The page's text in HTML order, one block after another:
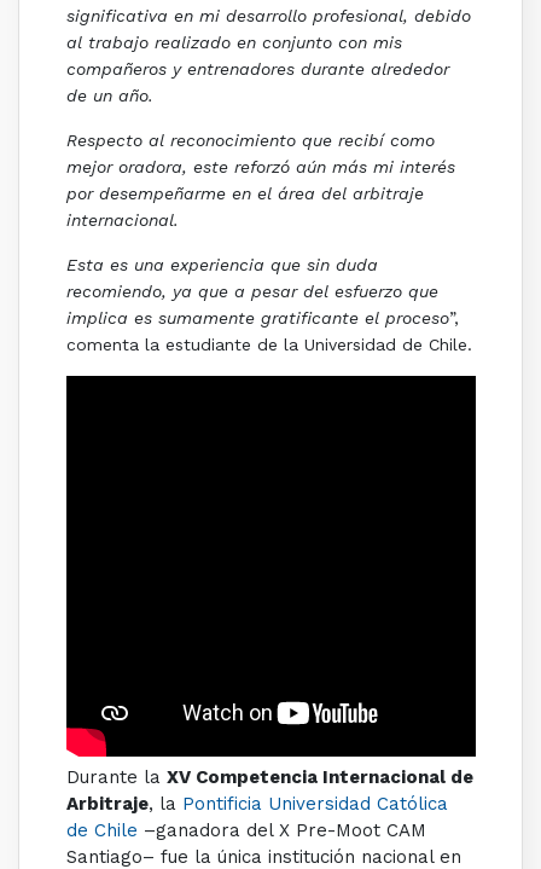
significativa en mi desarrollo profesional, debido
al trabajo realizado en conjunto con mis
compañeros y entrenadores durante alrededor
de un año.
Respecto al reconocimiento que recibí como
mejor oradora, este reforzó aún más mi interés
por desempeñarme en el área del arbitraje
internacional.
Esta es una experiencia que sin duda
recomiendo, ya que a pesar del esfuerzo que
implica es sumamente gratificante el proceso”,
comenta la estudiante de la Universidad de Chile.
Durante la XV Competencia Internacional de
Arbitraje, la Pontificia Universidad Católica
de Chile –ganadora del X Pre-Moot CAM
Santiago– fue la única institución nacional en